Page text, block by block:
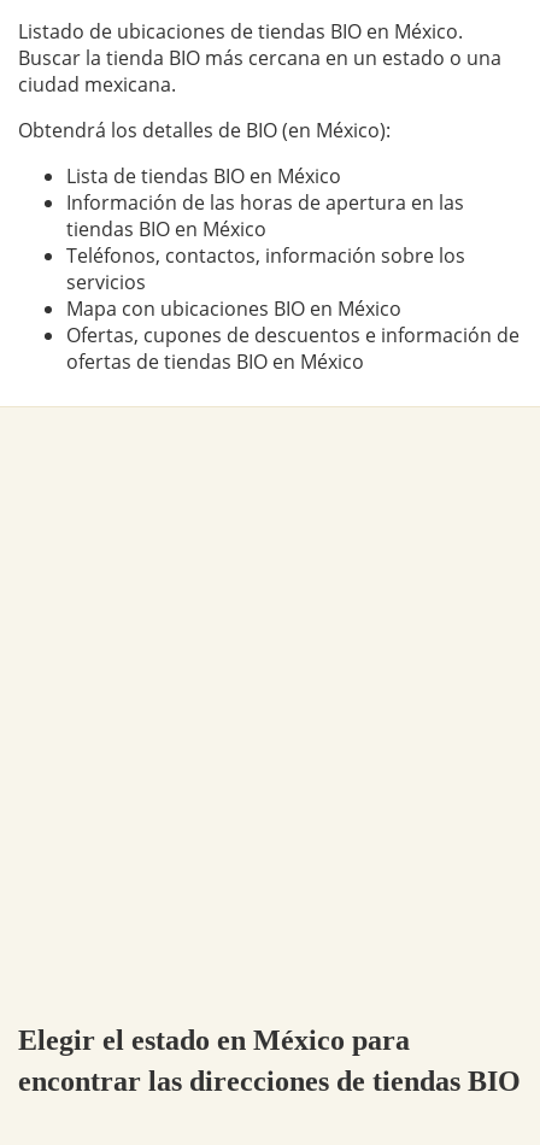
Listado de ubicaciones de tiendas BIO en México.
Buscar la tienda BIO más cercana en un estado o una
ciudad mexicana.
Obtendrá los detalles de BIO (en México):
Lista de tiendas BIO en México
Información de las horas de apertura en las
tiendas BIO en México
Teléfonos, contactos, información sobre los
servicios
Mapa con ubicaciones BIO en México
Ofertas, cupones de descuentos e información de
ofertas de tiendas BIO en México
Elegir el estado en México para
encontrar las direcciones de tiendas BIO